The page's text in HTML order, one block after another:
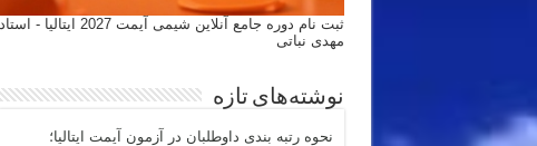
ثبت نام دوره جامع آنلاین شیمی آیمت 2027 ایتالیا - استاد
مهدی نباتی
نوشته‌های تازه
نحوه رتبه بندی داوطلبان در آزمون آیمت ایتالیا؛